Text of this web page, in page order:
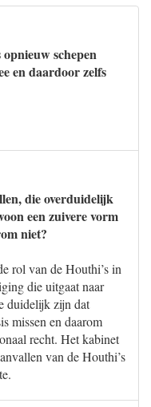
schepen
en daardoor zelfs
die overduidelijk
een zuivere vorm
niet?
rol van de Houthi’s in
die uitgaat naar
duidelijk zijn dat
missen en daarom
recht. Het kabinet
van de Houthi’s